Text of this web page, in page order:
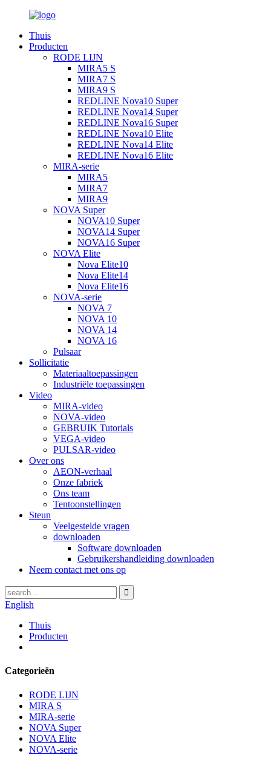
Thuis
Producten
RODE LIJN
MIRA5 S
MIRA7 S
MIRA9 S
REDLINE Nova10 Super
REDLINE Nova14 Super
REDLINE Nova16 Super
REDLINE Nova10 Elite
REDLINE Nova14 Elite
REDLINE Nova16 Elite
MIRA-serie
MIRA5
MIRA7
MIRA9
NOVA Super
NOVA10 Super
NOVA14 Super
NOVA16 Super
NOVA Elite
Nova Elite10
Nova Elite14
Nova Elite16
NOVA-serie
NOVA 7
NOVA 10
NOVA 14
NOVA 16
Pulsaar
Sollicitatie
Materiaaltoepassingen
Industriële toepassingen
Video
MIRA-video
NOVA-video
GEBRUIK Tutorials
VEGA-video
PULSAR-video
Over ons
AEON-verhaal
Onze fabriek
Ons team
Tentoonstellingen
Steun
Veelgestelde vragen
downloaden
Software downloaden
Gebruikershandleiding downloaden
Neem contact met ons op
English
Thuis
Producten
Categorieën
RODE LIJN
MIRA S
MIRA-serie
NOVA Super
NOVA Elite
NOVA-serie